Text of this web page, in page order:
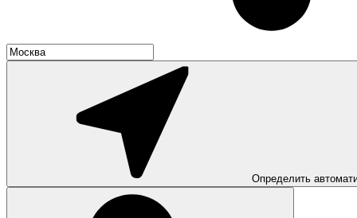
Определить